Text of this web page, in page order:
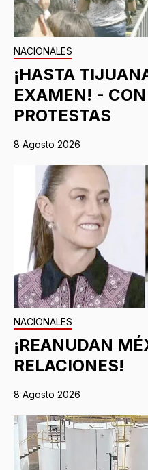
NACIONALES
¡HASTA
EXAMEN! -
PROTESTAS
8 Agosto 2026
NACIONALES
¡REANUDAN
RELACIONES!
8 Agosto 2026